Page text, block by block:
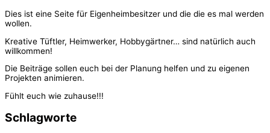
Dies ist eine Seite für Eigenheimbesitzer und die die es mal werden
wollen.
Kreative Tüftler, Heimwerker, Hobbygärtner… sind natürlich auch
willkommen!
Die Beiträge sollen euch bei der Planung helfen und zu eigenen
Projekten animieren.
Fühlt euch wie zuhause!!!
Schlagworte